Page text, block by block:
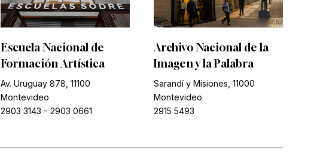
Escuela Nacional de
Formación Artística
Av. Uruguay 878, 11100
Montevideo
2903 3143 - 2903 0661
Archivo Nacional de la
Imagen y la Palabra
Sarandí y Misiones, 11000
Montevideo
2915 5493